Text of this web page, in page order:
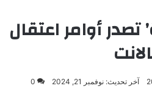
تصدر أوامر اعتقال
آخر تحديث: نوفمبر 21, 2024 0